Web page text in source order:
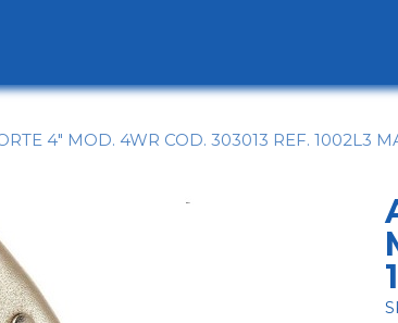
4" MOD. 4WR COD. 303013 REF. 1002L3